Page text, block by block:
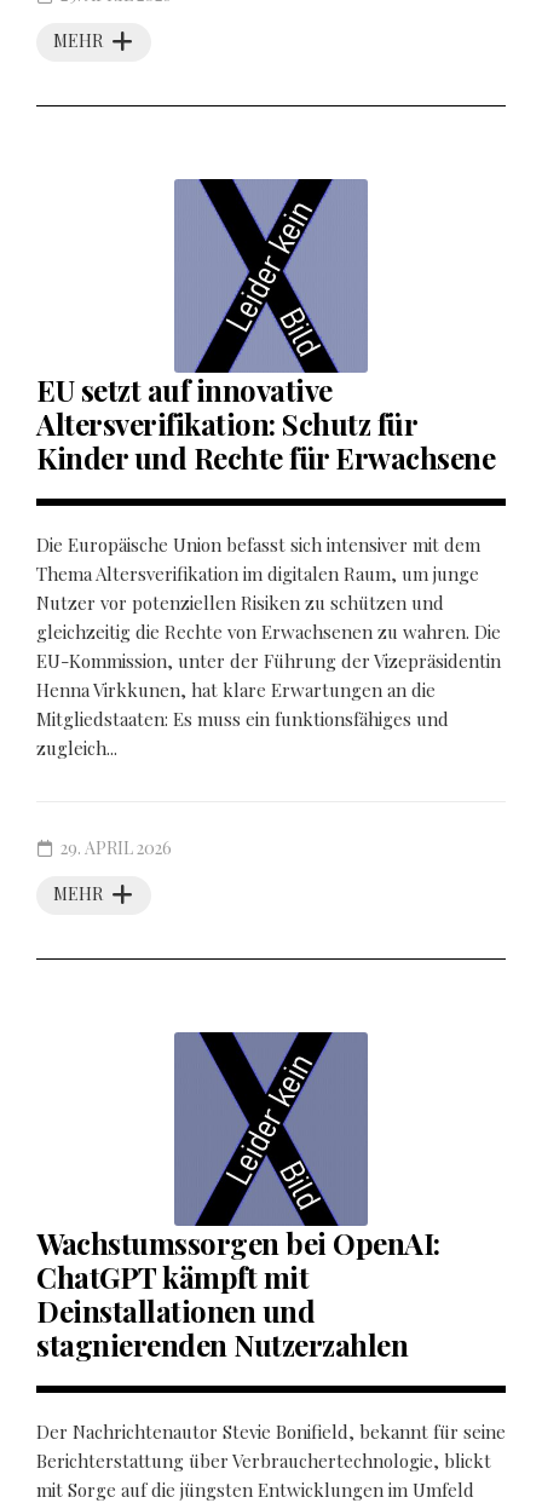
MEHR
EU setzt auf innovative
Altersverifikation: Schutz für
Kinder und Rechte für Erwachsene
Die Europäische Union befasst sich intensiver mit dem
Thema Altersverifikation im digitalen Raum, um junge
Nutzer vor potenziellen Risiken zu schützen und
gleichzeitig die Rechte von Erwachsenen zu wahren. Die
EU-Kommission, unter der Führung der Vizepräsidentin
Henna Virkkunen, hat klare Erwartungen an die
Mitgliedstaaten: Es muss ein funktionsfähiges und
zugleich...
MEHR
29. APRIL 2026
Wachstumssorgen bei OpenAI:
ChatGPT kämpft mit
Deinstallationen und
stagnierenden Nutzerzahlen
Der Nachrichtenautor Stevie Bonifield, bekannt für seine
Berichterstattung über Verbrauchertechnologie, blickt
mit Sorge auf die jüngsten Entwicklungen im Umfeld